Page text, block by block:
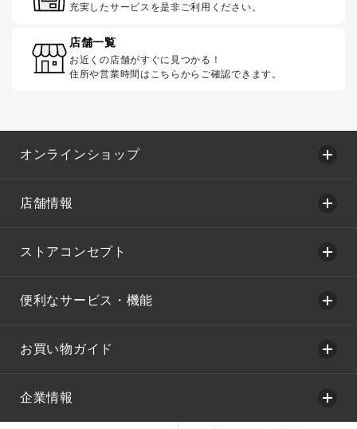
充実したサービスを是非ご利用ください。
店舗一覧
お近くの店舗がすぐに見つかる！
住所や営業時間はこちらからご確認できます。
オンラインショップ
店舗情報
ストアコンセプト
便利なサービス・機能
お買い物ガイド
企業情報